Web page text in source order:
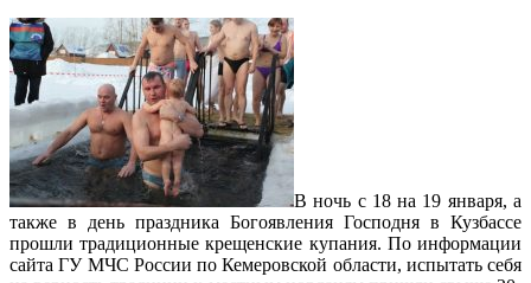
В ночь с 18 на 19 января, а
также в день праздника Богоявления Господня в Кузбассе
прошли традиционные крещенские купания. По информации
сайта ГУ МЧС России по Кемеровской области, испытать себя